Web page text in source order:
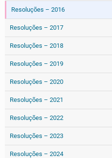
Resoluções – 2016
Resoluções – 2017
Resoluções – 2018
Resoluções – 2019
Resoluções – 2020
Resoluções – 2021
Resoluções – 2022
Resoluções – 2023
Resoluções – 2024